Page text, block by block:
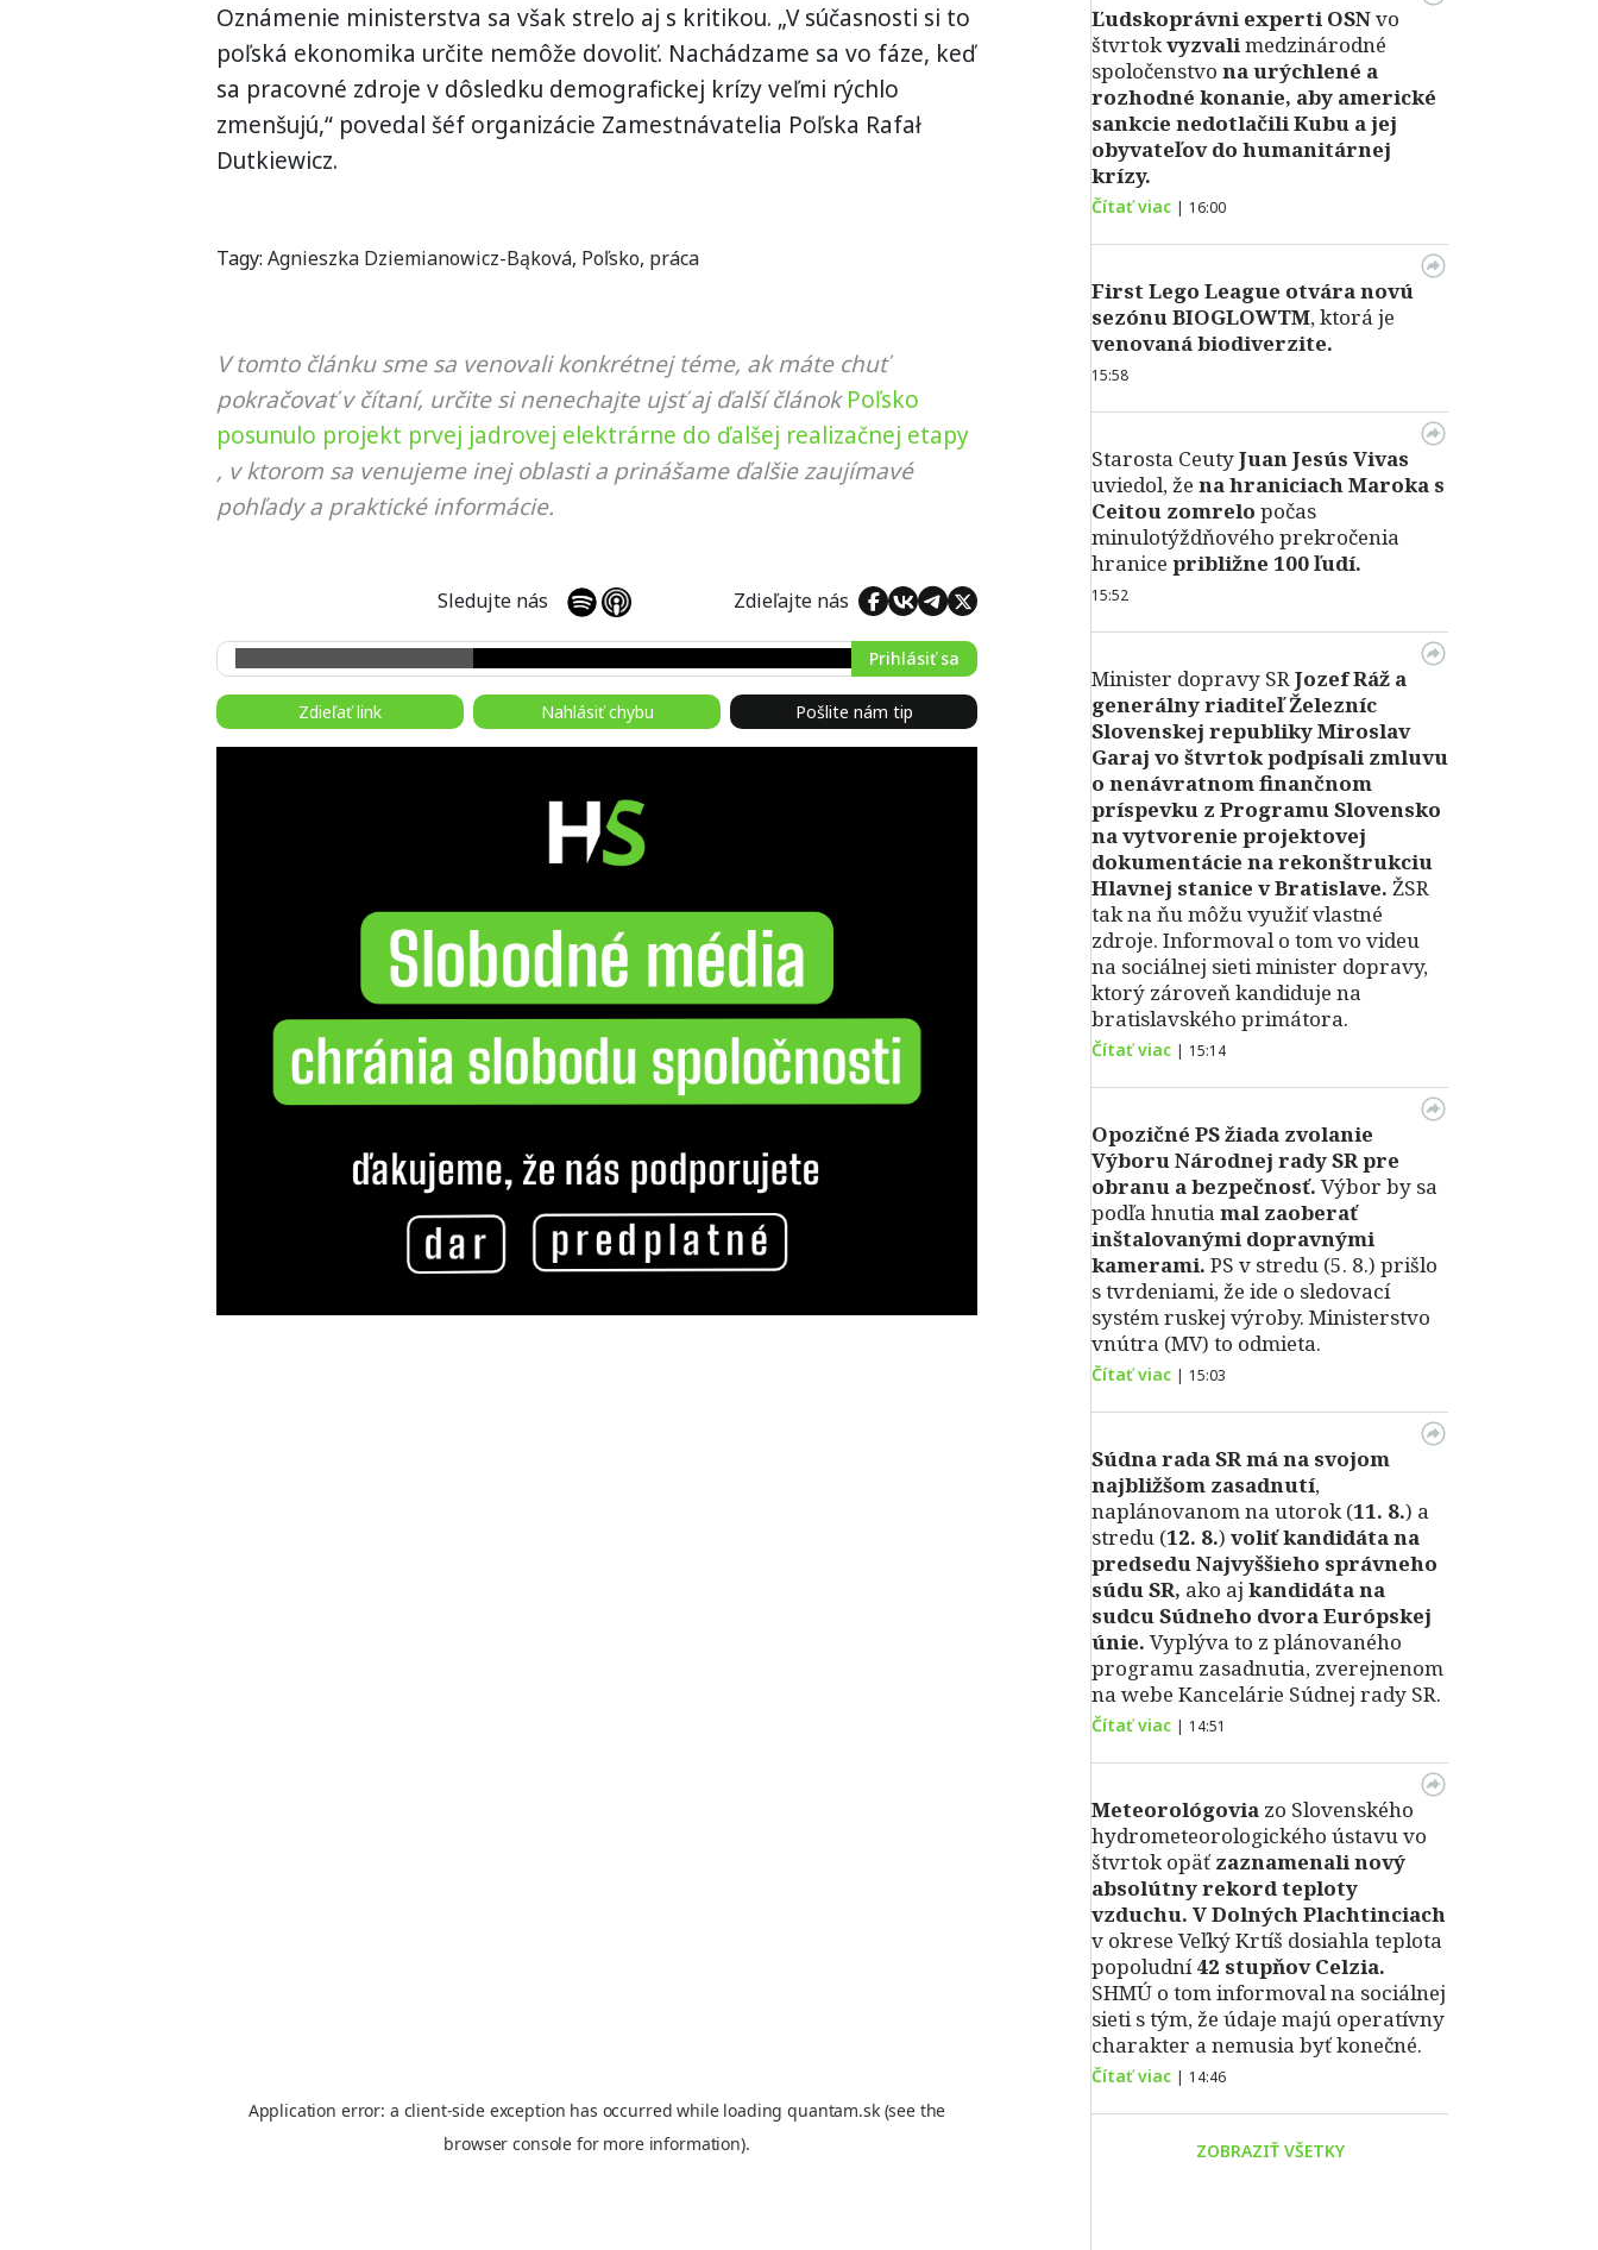
Oznámenie ministerstva sa však strelo aj s kritikou. „V súčasnosti si to
poľská ekonomika určite nemôže dovoliť. Nachádzame sa vo fáze, keď
sa pracovné zdroje v dôsledku demografickej krízy veľmi rýchlo
zmenšujú,“ povedal šéf organizácie Zamestnávatelia Poľska Rafał
Dutkiewicz.
Tagy: Agnieszka Dziemianowicz-Bąková, Poľsko, práca
V tomto článku sme sa venovali konkrétnej téme, ak máte chuť
pokračovať v čítaní, určite si nenechajte ujsť aj ďalší článok Poľsko
posunulo projekt prvej jadrovej elektrárne do ďalšej realizačnej etapy
, v ktorom sa venujeme inej oblasti a prinášame ďalšie zaujímavé
pohľady a praktické informácie.
Sledujte nás Zdieľajte nás
Prihlásiť sa
Zdieľať link Nahlásiť chybu Pošlite nám tip
Ľudskoprávni experti OSNvo
štvrtokvyzvalimedzinárodné
spoločenstvo na urýchlené a
rozhodné konanie, aby americké
sankcie nedotlačili Kubu a jej
obyvateľov do humanitárnej
krízy.
Čítať viac | 16:00
First Lego League otvára novú
sezónu BIOGLOWTM, ktorá je
venovaná biodiverzite.
15:58
Starosta CeutyJuan Jesús Vivas
uviedol, že na hraniciach Maroka s
Ceitou zomrelo počas
minulotýždňového prekročenia
hranice približne 100 ľudí.
15:52
Minister dopravy SRJozef Ráž a
generálny riaditeľ Železníc
Slovenskej republiky Miroslav
Garaj vo štvrtok podpísali zmluvu
o nenávratnom finančnom
príspevku z Programu Slovensko
na vytvorenie projektovej
dokumentácie na rekonštrukciu
Hlavnej stanice v Bratislave. ŽSR
tak na ňu môžu využiť vlastné
zdroje. Informoval o tom vo videu
na sociálnej sieti minister dopravy,
ktorý zároveň kandiduje na
bratislavského primátora.
Čítať viac | 15:14
Opozičné PS žiada zvolanie
Výboru Národnej rady SR pre
obranu a bezpečnosť. Výbor by sa
podľa hnutia mal zaoberať
inštalovanými dopravnými
kamerami. PS v stredu (5. 8.) prišlo
s tvrdeniami, že ide o sledovací
systém ruskej výroby. Ministerstvo
vnútra (MV) to odmieta.
Čítať viac | 15:03
Súdna rada SR má na svojom
najbližšom zasadnutí,
naplánovanom na utorok (11. 8.) a
stredu (12. 8.) voliť kandidáta na
predsedu Najvyššieho správneho
súdu SR, ako aj kandidáta na
sudcu Súdneho dvora Európskej
únie. Vyplýva to z plánovaného
programu zasadnutia, zverejnenom
na webe Kancelárie Súdnej rady SR.
Čítať viac | 14:51
Meteorológovia zo Slovenského
hydrometeorologického ústavu vo
štvrtok opäťzaznamenali nový
absolútny rekord teploty
vzduchu. V Dolných Plachtinciach
v okrese Veľký Krtíš dosiahla teplota
popoludní42 stupňov Celzia.
SHMÚ o tom informoval na sociálnej
sieti s tým, že údaje majú operatívny
charakter a nemusia byť konečné.
Čítať viac | 14:46
ZOBRAZIŤ VŠETKY